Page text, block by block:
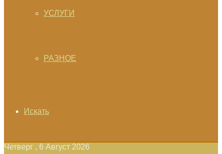
УСЛУГИ
РАЗНОЕ
Искать
Четверг , 6 Август 2026